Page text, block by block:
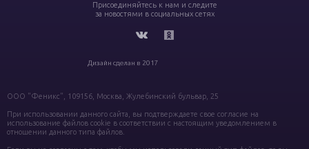
Присоединяйтесь к нам и следите
за новостями в социальных сетях
Дизайн сделан в 2017
ООО "Феникс", 109156, Москва, Жулебинский бульвар, 25
При использовании данного сайта, вы подтверждаете свое согласие на
использование файлов cookie в соответствии с настоящим уведомлением в
отношении данного типа файлов.